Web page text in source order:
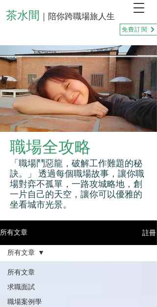
茶水間 ｜陪你跨職場旅人生
免費訂閱
職場全攻略
「職場鬥惡龍，破解工作難題的秘
訣。」 透過每個職場故事，讓你職
場對弈不孤單，一路攻城略地，創
一片自己的天空，讓你可以優雅的
坐看城市光景。
所有文章 註冊
所有文章
求職面試
職場案例學
所有文章